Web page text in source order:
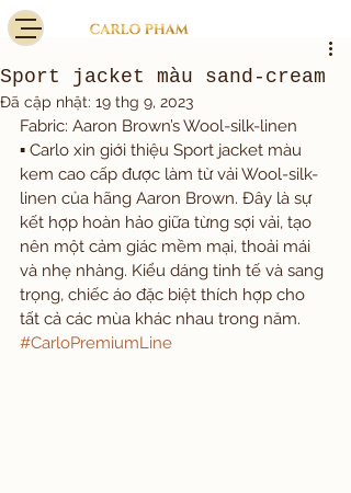
Sport jacket màu sand-cream
Đã cập nhật: 19 thg 9, 2023
Fabric: Aaron Brown’s Wool-silk-linen
▪️ Carlo xin giới thiệu Sport jacket màu
kem cao cấp được làm từ vải Wool-silk-
linen của hãng Aaron Brown. Đây là sự
kết hợp hoàn hảo giữa từng sợi vải, tạo
nên một cảm giác mềm mại, thoải mái
và nhẹ nhàng. Kiểu dáng tinh tế và sang
trọng, chiếc áo đặc biệt thích hợp cho
tất cả các mùa khác nhau trong năm.
#CarloPremiumLine